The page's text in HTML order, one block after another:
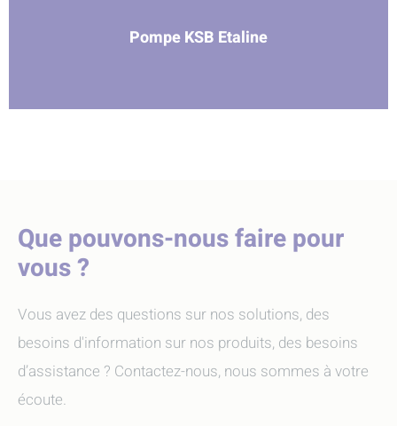
Pompe KSB Etaline
Que pouvons-nous faire pour
vous ?
Vous avez des questions sur nos solutions, des
besoins d'information sur nos produits, des besoins
d’assistance ? Contactez-nous, nous sommes à votre
écoute.